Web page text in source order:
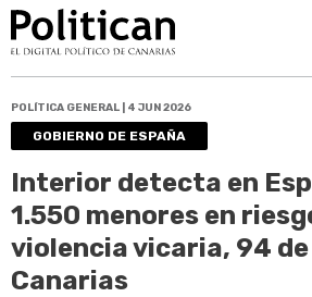
POLÍTICA GENERAL | 4 JUN 2026
GOBIERNO DE ESPAÑA
Interior detecta en
1.550 menores en
violencia vicaria, 94 de
Canarias